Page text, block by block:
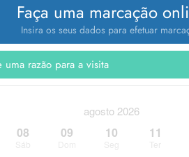
Faça uma marcação
Insira os seus dados para efetuar
agosto 2026
08 09 10 11